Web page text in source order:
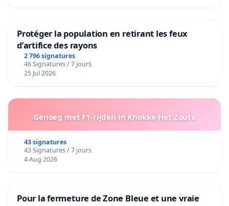
Protéger la population en retirant les feux
d’artifice des rayons
2 796 signatures
46 Signatures / 7 jours
25 Jul 2026
Genoeg met F1-rijden in Knokke-Het Zoute
43 signatures
43 Signatures / 7 jours
4 Aug 2026
Pour la fermeture de Zone Bleue et une vraie